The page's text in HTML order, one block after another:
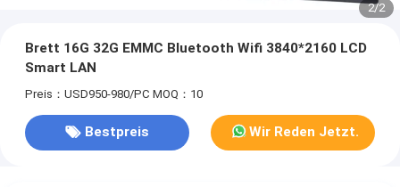
2/2
Brett 16G 32G EMMC Bluetooth Wifi 3840*2160 LCD
Smart LAN
Preis：USD950-980/PC MOQ：10
Bestpreis Wir Reden Jetzt.